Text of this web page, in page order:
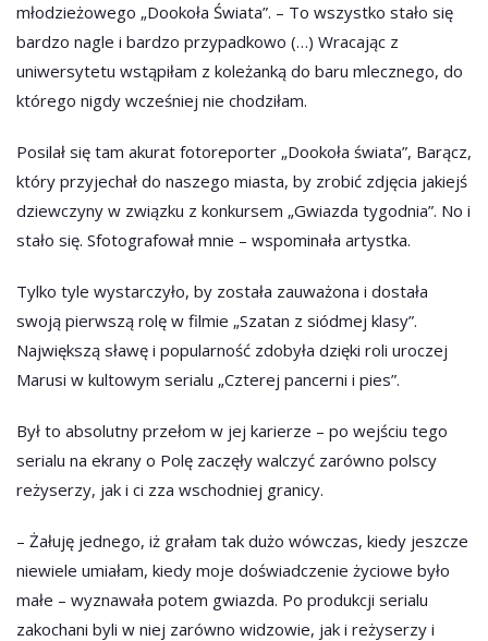
młodzieżowego „Dookoła Świata”. – To wszystko stało się
bardzo nagle i bardzo przypadkowo (…) Wracając z
uniwersytetu wstąpiłam z koleżanką do baru mlecznego, do
którego nigdy wcześniej nie chodziłam.
Posilał się tam akurat fotoreporter „Dookoła świata”, Barącz,
który przyjechał do naszego miasta, by zrobić zdjęcia jakiejś
dziewczyny w związku z konkursem „Gwiazda tygodnia”. No i
stało się. Sfotografował mnie – wspominała artystka.
Tylko tyle wystarczyło, by została zauważona i dostała
swoją pierwszą rolę w filmie „Szatan z siódmej klasy”.
Największą sławę i popularność zdobyła dzięki roli uroczej
Marusi w kultowym serialu „Czterej pancerni i pies”.
Był to absolutny przełom w jej karierze – po wejściu tego
serialu na ekrany o Polę zaczęły walczyć zarówno polscy
reżyserzy, jak i ci zza wschodniej granicy.
– Żałuję jednego, iż grałam tak dużo wówczas, kiedy jeszcze
niewiele umiałam, kiedy moje doświadczenie życiowe było
małe – wyznawała potem gwiazda. Po produkcji serialu
zakochani byli w niej zarówno widzowie, jak i reżyserzy i